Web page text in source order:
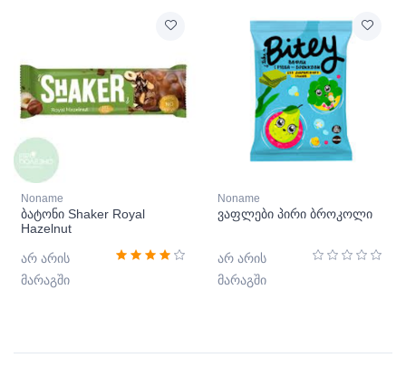
Noname
ბატონი Shaker Royal
Hazelnut
არ არის
მარაგში
Noname
ვაფლები პირი ბროკოლი
არ არის
მარაგში